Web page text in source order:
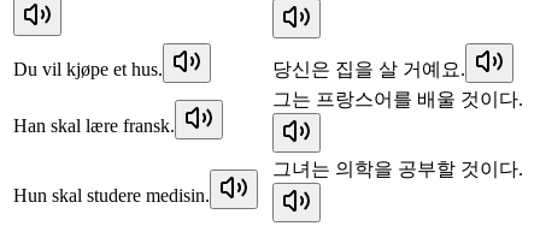
Du vil kjøpe et hus. 당신은 집을 살 거예요.
Han skal lære fransk.
그는 프랑스어를 배울 것이다.
Hun skal studere medisin.
그녀는 의학을 공부할 것이다.